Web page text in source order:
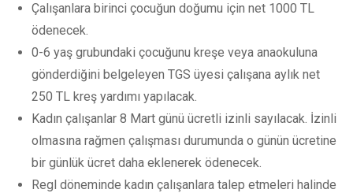
Çalışanlara birinci çocuğun doğumu için net 1000 TL
ödenecek.
0-6 yaş grubundaki çocuğunu kreşe veya anaokuluna
gönderdiğini belgeleyen TGS üyesi çalışana aylık net
250 TL kreş yardımı yapılacak.
Kadın çalışanlar 8 Mart günü ücretli izinli sayılacak. İzinli
olmasına rağmen çalışması durumunda o günün ücretine
bir günlük ücret daha eklenerek ödenecek.
Regl döneminde kadın çalışanlara talep etmeleri halinde